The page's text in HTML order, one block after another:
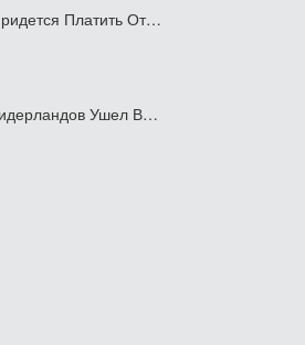
Платить От…
Ушел В…